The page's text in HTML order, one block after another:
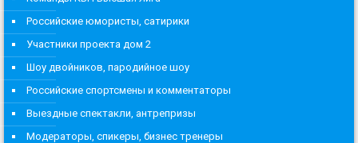
Российские юмористы, сатирики
Участники проекта дом 2
Шоу двойников, пародийное шоу
Российские спортсмены и комментаторы
Выездные спектакли, антрепризы
Модераторы, спикеры, бизнес тренеры